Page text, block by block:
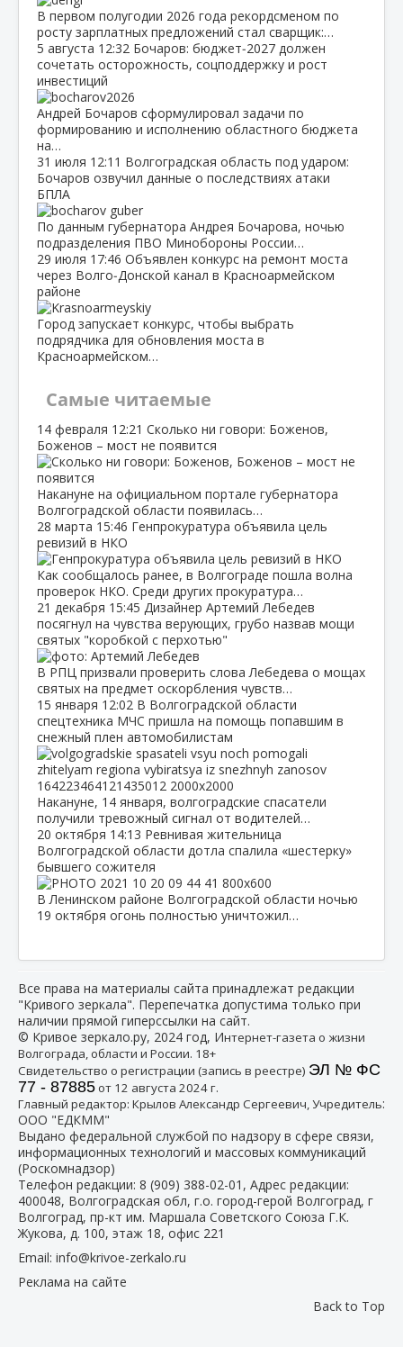
В первом полугодии 2026 года рекордсменом по
росту зарплатных предложений стал сварщик:…
5 августа 12:32 Бочаров: бюджет‑2027 должен
сочетать осторожность, соцподдержку и рост
инвестиций
Андрей Бочаров сформулировал задачи по
формированию и исполнению областного бюджета
на…
31 июля 12:11 Волгоградская область под ударом:
Бочаров озвучил данные о последствиях атаки
БПЛА
По данным губернатора Андрея Бочарова, ночью
подразделения ПВО Минобороны России…
29 июля 17:46 Объявлен конкурс на ремонт моста
через Волго‑Донской канал в Красноармейском
районе
Город запускает конкурс, чтобы выбрать
подрядчика для обновления моста в
Красноармейском…
Самые читаемые
14 февраля 12:21 Сколько ни говори: Боженов,
Боженов – мост не появится
Накануне на официальном портале губернатора
Волгоградской области появилась…
28 марта 15:46 Генпрокуратура объявила цель
ревизий в НКО
Как сообщалось ранее, в Волгограде пошла волна
проверок НКО. Среди других прокуратура…
21 декабря 15:45 Дизайнер Артемий Лебедев
посягнул на чувства верующих, грубо назвав мощи
святых "коробкой с перхотью"
В РПЦ призвали проверить слова Лебедева о мощах
святых на предмет оскорбления чувств…
15 января 12:02 В Волгоградской области
спецтехника МЧС пришла на помощь попавшим в
снежный плен автомобилистам
Накануне, 14 января, волгоградские спасатели
получили тревожный сигнал от водителей…
20 октября 14:13 Ревнивая жительница
Волгоградской области дотла спалила «шестерку»
бывшего сожителя
В Ленинском районе Волгоградской области ночью
19 октября огонь полностью уничтожил…
Все права на материалы сайта принадлежат редакции
"Кривого зеркала". Перепечатка допустима только при
наличии прямой гиперссылки на сайт.
© Кривое зеркало.ру, 2024 год, Интернет-газета о жизни
Волгограда, области и России. 18+
Свидетельство о регистрации (запись в реестре) ЭЛ № ФС
77 - 87885от 12 августа 2024 г.
Главный редактор: Крылов Александр Сергеевич, Учредитель:
ООО "ЕДКММ"
Выдано федеральной службой по надзору в сфере связи,
информационных технологий и массовых коммуникаций
(Роскомнадзор)
Телефон редакции: 8 (909) 388-02-01 , Адрес редакции:
400048, Волгоградская обл, г.о. город-герой Волгоград, г
Волгоград, пр-кт им. Маршала Советского Союза Г.К.
Жукова, д. 100, этаж 18, офис 221
Email: info@krivoe-zerkalo.ru
Реклама на сайте
Back to Top